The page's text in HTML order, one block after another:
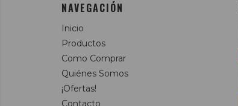
NAVEGACIÓN
Inicio
Productos
Como Comprar
Quiénes Somos
¡Ofertas!